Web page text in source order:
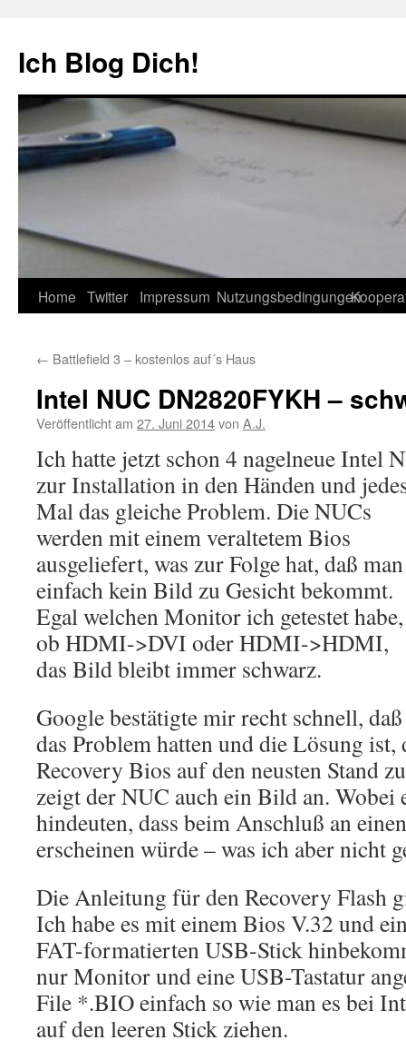
springen
Ich Blog Dich!
Home Twitter Impressum Nutzungsbedingungen
← Battlefield 3 – kostenlos auf´s Haus
Intel NUC DN2820FYKH –
Veröffentlicht am 27. Juni 2014von A.J.
Ich hatte jetzt schon 4 nagelneue Intel
zur Installation in den Händen und
Mal das gleiche Problem. Die NUCs
werden mit einem veraltetem Bios
ausgeliefert, was zur Folge hat, daß man
einfach kein Bild zu Gesicht bekommt.
Egal welchen Monitor ich getestet habe,
ob HDMI->DVI oder HDMI->HDMI,
das Bild bleibt immer schwarz.
Google bestätigte mir recht schnell,
das Problem hatten und die Lösung
Recovery Bios auf den neusten Stand
zeigt der NUC auch ein Bild an. Wobei
hindeuten, dass beim Anschluß an
erscheinen würde – was ich aber nicht
Die Anleitung für den Recovery Flash
Ich habe es mit einem Bios V.32 und
FAT-formatierten USB-Stick
nur Monitor und eine USB-Tastatur
File *.BIO einfach so wie man es bei
auf den leeren Stick ziehen.